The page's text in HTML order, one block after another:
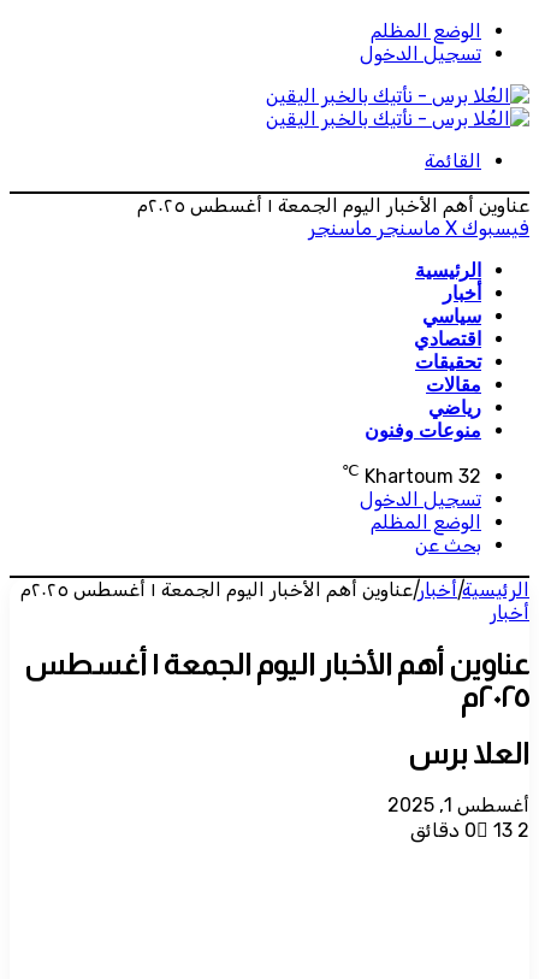
الوضع المظلم
تسجيل الدخول
القائمة
عناوين أهم الأخبار اليوم الجمعة ١ أغسطس ٢٠٢٥م
فيسبوك ‫X ماسنجر ماسنجر
الرئيسية
أخبار
سياسي
اقتصادي
تحقيقات
مقالات
رياضي
منوعات وفنون
Khartoum 32
℃
تسجيل الدخول
الوضع المظلم
بحث عن
الرئيسية|أخبار|عناوين أهم الأخبار اليوم الجمعة ١ أغسطس ٢٠٢٥م
أخبار
عناوين أهم الأخبار اليوم الجمعة ١ أغسطس
٢٠٢٥م
العلا برس
أغسطس 1, 2025
0
13 2 دقائق